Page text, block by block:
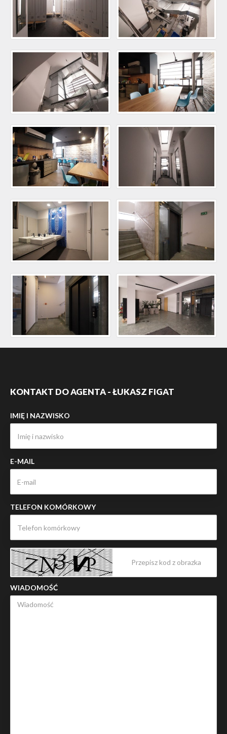
KONTAKT DO AGENTA - ŁUKASZ FIGAT
IMIĘ I NAZWISKO
E-MAIL
TELEFON KOMÓRKOWY
WIADOMOŚĆ